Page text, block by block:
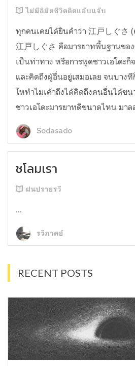
ไม่มีลิมิตชีวิตติดแอ๊บแจ๊บ
ทุกคนเคยได้ยินคำว่า 江戸しぐさ
江戸しぐさ คือมารยาทพื้นฐานของ
เป็นท่าทาง หรือการพูดชาวเอโดะก็
และคิดถึงผู้อื่นอยู่เสมอเลย จนบาง
โหทำไมเค้าถึงได้คิดถึงคนอื่นได้ขน
ชาวเอโดะมารยาทดีขนาดไหน มาล
Sodasado
ชโลมเรา
ฝนปรายรวี
...
รวีภาคย์
RECENT POSTS